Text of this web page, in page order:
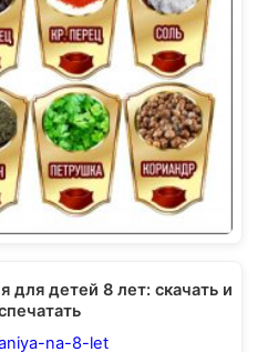
для детей 8 лет: скачать и